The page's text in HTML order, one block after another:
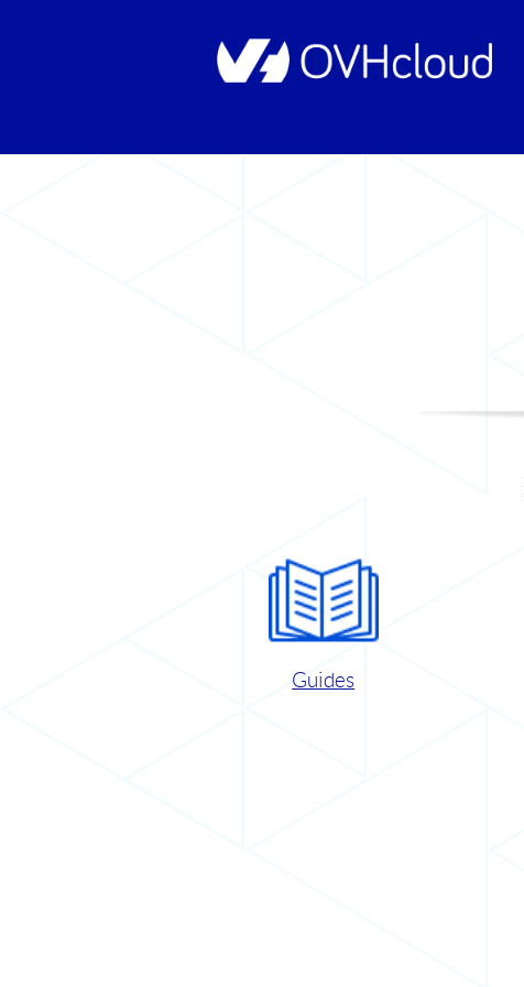
Guides